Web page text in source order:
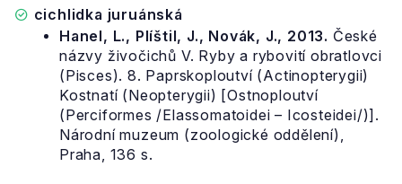
cichlidka juruánská
Hanel, L., Plíštil, J., Novák, J., 2013. České
názvy živočichů V. Ryby a rybovití obratlovci
(Pisces). 8. Paprskoploutví (Actinopterygii)
Kostnatí (Neopterygii) [Ostnoploutví
(Perciformes /Elassomatoidei – Icosteidei/)].
Národní muzeum (zoologické oddělení),
Praha, 136 s.